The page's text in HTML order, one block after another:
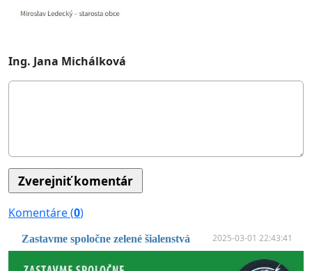
Ing. Jana Michálková
Komentáre (0)
Zastavme spoločne zelené šialenstvá 2025-03-01 22:43:41